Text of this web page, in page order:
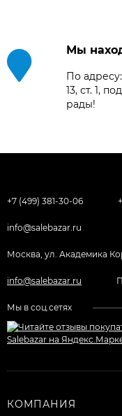
Мы
По
13, ст. 1,
рады!
+7 (499) 381-30-06
info@salebazar.ru
Москва, ул. Академика
info@salebazar.ru
Мы в соц.сетях
КОМПАНИЯ